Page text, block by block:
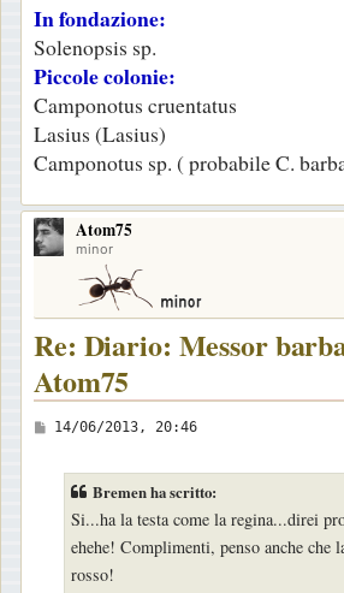
g
i
o
In fondazione:
Solenopsis sp.
Piccole colonie:
Camponotus cruentatus
Lasius (Lasius)
Camponotus sp. ( probabile C.
Atom75
minor
Re: Diario: Messor
Atom75
M
14/06/2013, 20:46
Bremen ha scritto:
Si...ha la testa come la regina...direi
ehehe! Complimenti, penso anche che
rosso!